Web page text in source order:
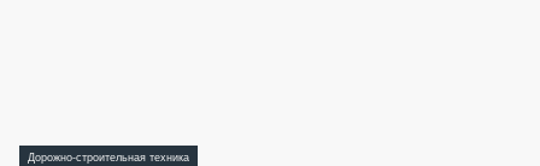
Дорожно-строительная техника